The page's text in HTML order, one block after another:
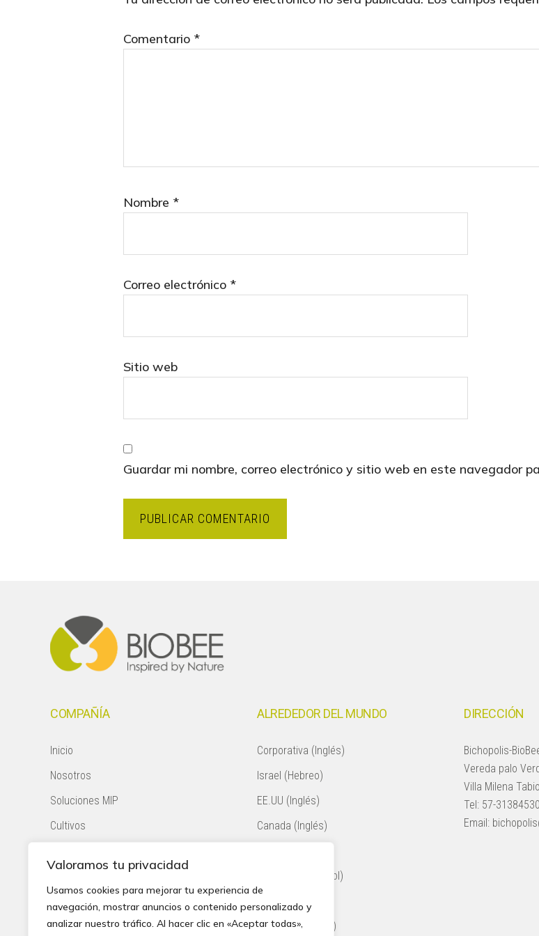
Valoramos tu privacidad
Usamos cookies para mejorar tu experiencia de
navegación, mostrar anuncios o contenido personalizado y
analizar nuestro tráfico. Al hacer clic en «Aceptar todas»,
Comentario *
Nombre *
Correo electrónico *
Sitio web
Guardar mi nombre, correo electrónico y sitio web en este navegador
COMPAÑÍA
Inicio
Nosotros
Soluciones MIP
Cultivos
Politica de Proteccion
Contacto
ALREDEDOR DEL MUNDO
Corporativa (Inglés)
Israel (Hebreo)
EE.UU (Inglés)
Canada (Inglés)
Colombia (Español)
Chile (Español)
Sudáfrica (Inglés)
DIRECCIÓN
Bichopolis-
Vereda palo
Villa Milena
Tel: 57-
Email: